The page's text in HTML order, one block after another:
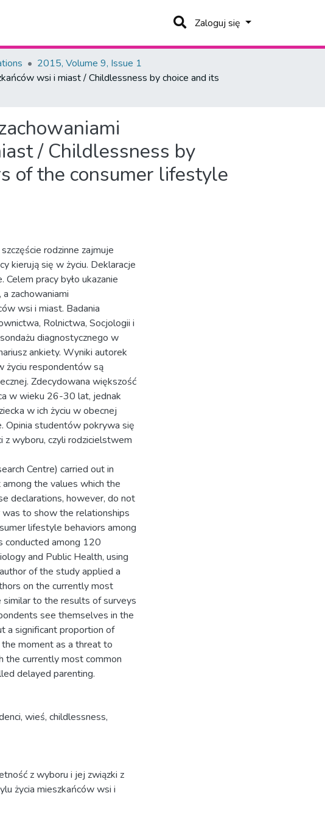
Zaloguj się
2015, Volume 9, Issue 1
wsi i miast / Childlessness by choice and its
/ Childlessness by
of the consumer lifestyle
rodzinne zajmuje
kierują się w życiu. Deklaracje
Celem pracy było ukazanie
zachowaniami
wsi i miast. Badania
Rolnictwa, Socjologii i
diagnostycznego w
ankiety. Wyniki autorek
życiu respondentów są
Zdecydowana większość
w wieku 26-30 lat, jednak
w ich życiu w obecnej
Opinia studentów pokrywa się
z wyboru, czyli rodzicielstwem
Centre) carried out in
the values which the
declarations, however, do not
to show the relationships
lifestyle behaviors among
conducted among 120
and Public Health, using
of the study applied a
on the currently most
similar to the results of surveys
see themselves in the
a significant proportion of
moment as a threat to
the currently most common
delayed parenting.
, wieś, childlessness,
z wyboru i jej związki z
życia mieszkańców wsi i